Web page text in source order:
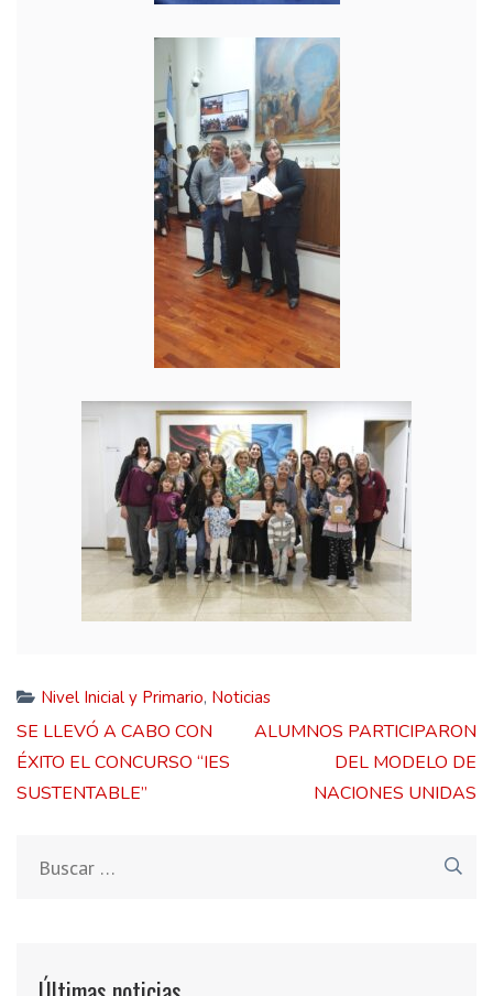
Nivel Inicial y Primario, Noticias
Navegación
de
entradas
SE LLEVÓ A CABO CON
ÉXITO EL CONCURSO “IES
SUSTENTABLE”
ALUMNOS PARTICIPARON
DEL MODELO DE
NACIONES UNIDAS